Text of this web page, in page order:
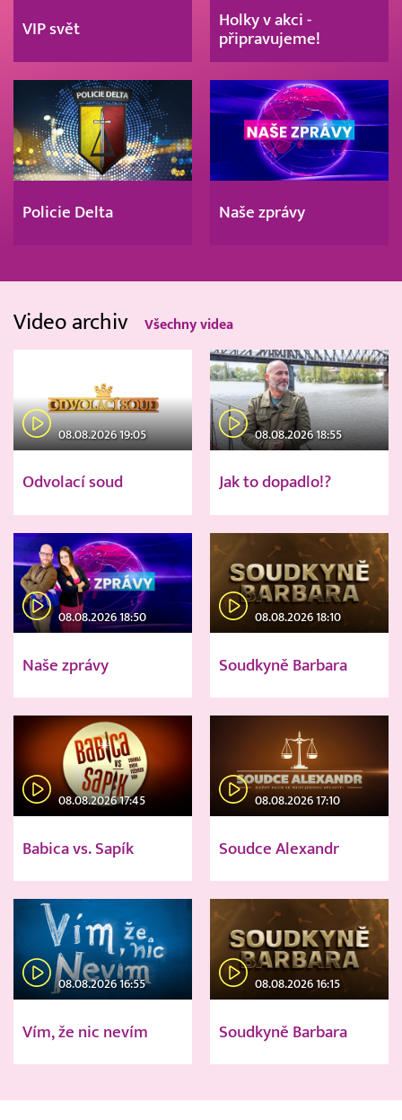
VIP svět
Holky v akci -
připravujeme!
Policie Delta Naše zprávy
Video archiv Všechny videa
08.08.2026 19:05
Odvolací soud
08.08.2026 18:55
Jak to dopadlo!?
08.08.2026 18:50
Naše zprávy
08.08.2026 18:10
Soudkyně Barbara
08.08.2026 17:45
Babica vs. Sapík
08.08.2026 17:10
Soudce Alexandr
08.08.2026 16:55
Vím, že nic nevím
08.08.2026 16:15
Soudkyně Barbara